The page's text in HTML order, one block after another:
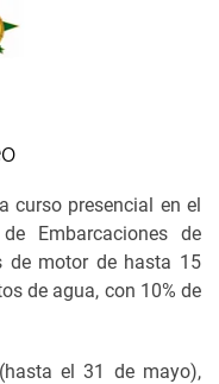
curso presencial en el
Embarcaciones de
de motor de hasta 15
de agua, con 10% de
el 31 de mayo),